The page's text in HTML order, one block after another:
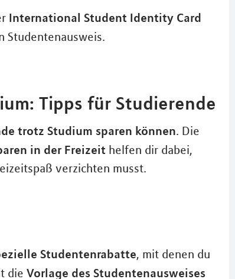
International Student Identity Card
Studentenausweis.
Tipps für Studierende
trotz Studium sparen können. Die
in der Freizeit helfen dir dabei,
verzichten musst.
Studentenrabatte, mit denen du
die Vorlage des Studentenausweises